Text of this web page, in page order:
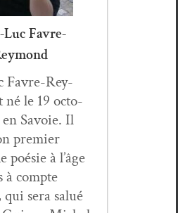
Luc Favre-
Favre-Rey­
né le 19 octo­
Savoie. Il
pre­mier
poésie à l’âge
à compte
qui sera salué